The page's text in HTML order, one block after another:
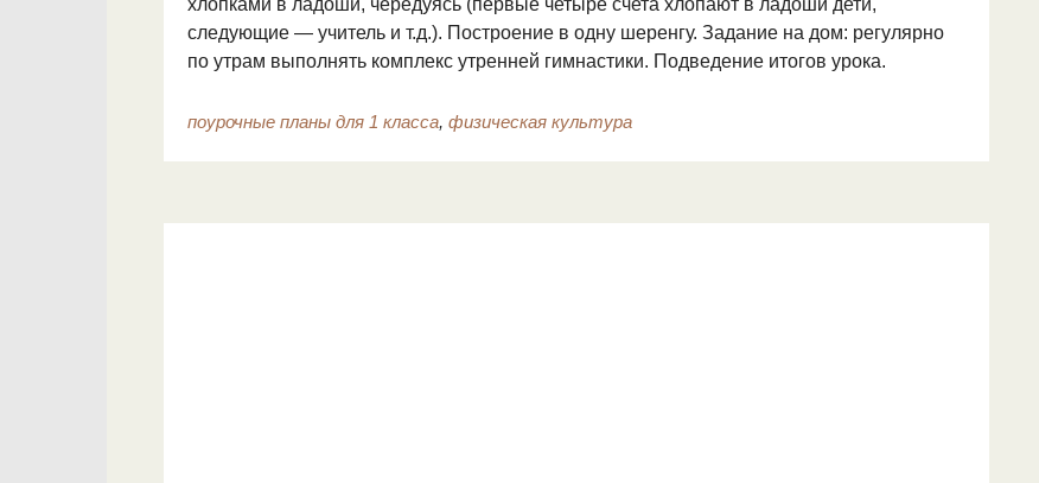
хлопками в ладоши, чередуясь (пер­вые четыре счета хлопают в ладоши дети,
следующие — учитель и т.д.). По­строение в одну шеренгу. Задание на дом: регулярно
по утрам выполнять комплекс утренней гимнастики. Подве­дение итогов урока.
поурочные планы для 1 класса, физическая культура